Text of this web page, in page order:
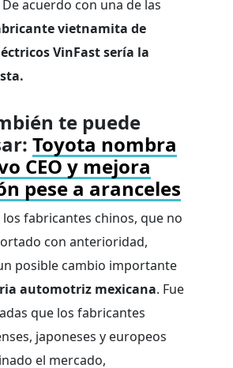
acuerdo con una de las
vietnamita de
VinFast sería la
te puede
Toyota nombra
CEO y mejora
pese a aranceles
los fabricantes chinos, que no
con anterioridad,
posible cambio importante
automotriz mexicana. Fue
que los fabricantes
japoneses y europeos
el mercado,